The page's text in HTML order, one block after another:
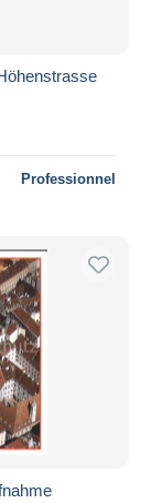
Professionnel